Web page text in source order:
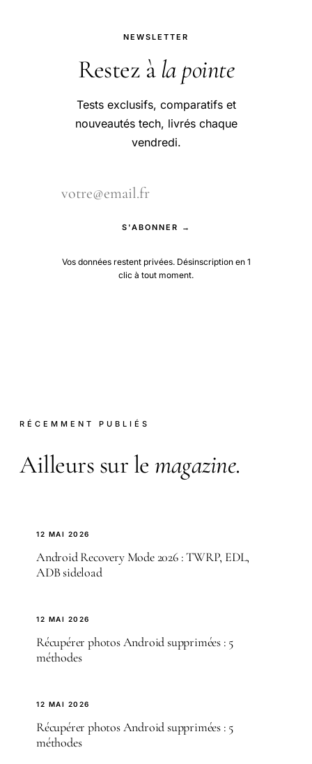
NEWSLETTER
Restez à la pointe
Tests exclusifs, comparatifs et
nouveautés tech, livrés chaque
vendredi.
S'ABONNER →
Vos données restent privées. Désinscription en 1
clic à tout moment.
RÉCEMMENT PUBLIÉS
Ailleurs sur le magazine.
12 MAI 2026
Android Recovery Mode 2026 : TWRP, EDL,
ADB sideload
12 MAI 2026
Récupérer photos Android supprimées : 5
méthodes
12 MAI 2026
Récupérer photos Android supprimées : 5
méthodes